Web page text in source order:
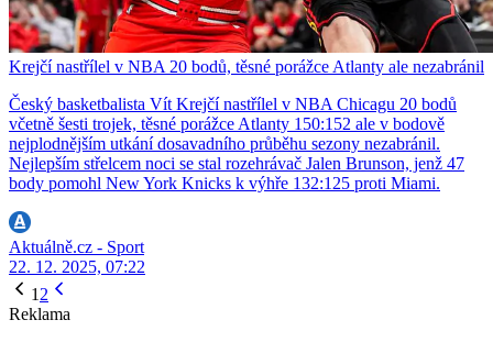
Krejčí nastřílel v NBA 20 bodů, těsné porážce Atlanty ale nezabránil
Český basketbalista Vít Krejčí nastřílel v NBA Chicagu 20 bodů
včetně šesti trojek, těsné porážce Atlanty 150:152 ale v bodově
nejplodnějším utkání dosavadního průběhu sezony nezabránil.
Nejlepším střelcem noci se stal rozehrávač Jalen Brunson, jenž 47
body pomohl New York Knicks k výhře 132:125 proti Miami.
Aktuálně.cz - Sport
22. 12. 2025, 07:22
1 2
Reklama